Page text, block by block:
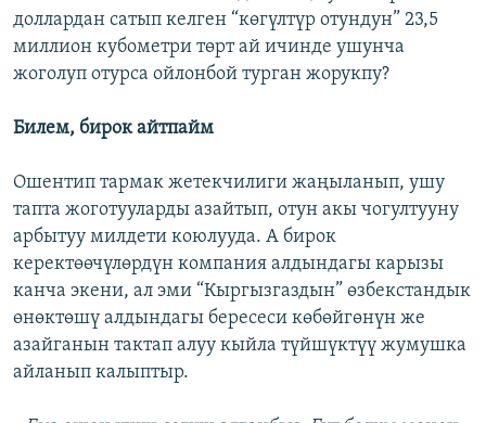
доллардан сатып келген “көгүлтүр отундун” 23,5
миллион кубометри төрт ай ичинде ушунча
жоголуп отурса ойлонбой турган жорукпу?
Билем, бирок айтпайм
Ошентип тармак жетекчилиги жаңыланып, ушу
тапта жоготууларды азайтып, отун акы чогултууну
арбытуу милдети коюлууда. А бирок
керектөөчүлөрдүн компания алдындагы карызы
канча экени, ал эми “Кыргызгаздын” өзбекстандык
өнөктөшү алдындагы бересеси көбөйгөнүн же
азайганын тактап алуу кыйла түйшүктүү жумушка
айланып калыптыр.